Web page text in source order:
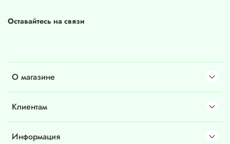
О магазине
Клиентам
Информация
Оставайтесь на связи